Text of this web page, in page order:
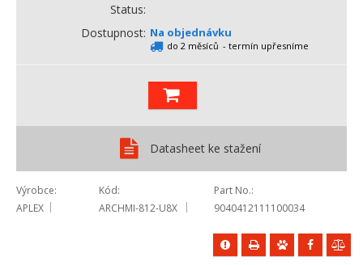
Status
Dostupnost Na objednávku
do 2 měsíců - termín upřesníme
Datasheet ke stažení
Výrobce
APLEX
Kód
ARCHMI-812-U8X
Part No.
9040412111100034